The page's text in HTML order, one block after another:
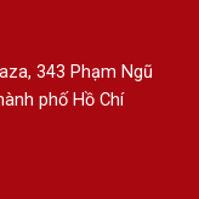
343 Phạm Ngũ
phố Hồ Chí